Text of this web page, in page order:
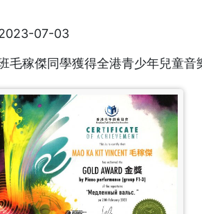
07-03
毛稼傑同學獲得全港青少年兒童音